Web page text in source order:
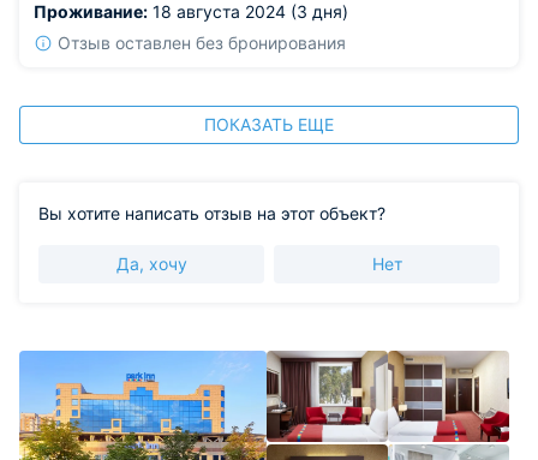
Проживание: 18 августа 2024 (3 дня)
Отзыв оставлен без бронирования
ПОКАЗАТЬ ЕЩЕ
Вы хотите написать отзыв на этот объект?
Да, хочу Нет